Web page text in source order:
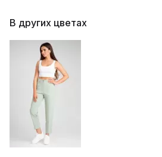
В других цветах